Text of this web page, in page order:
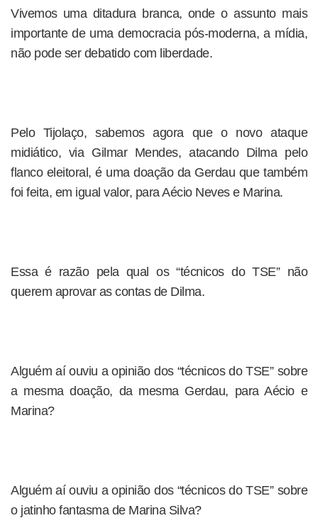
Vivemos uma ditadura branca, onde o assunto mais
importante de uma democracia pós-moderna, a mídia,
não pode ser debatido com liberdade.
Pelo Tijolaço, sabemos agora que o novo ataque
midiático, via Gilmar Mendes, atacando Dilma pelo
flanco eleitoral, é uma doação da Gerdau que também
foi feita, em igual valor, para Aécio Neves e Marina.
Essa é razão pela qual os “técnicos do TSE” não
querem aprovar as contas de Dilma.
Alguém aí ouviu a opinião dos “técnicos do TSE” sobre
a mesma doação, da mesma Gerdau, para Aécio e
Marina?
Alguém aí ouviu a opinião dos “técnicos do TSE” sobre
o jatinho fantasma de Marina Silva?